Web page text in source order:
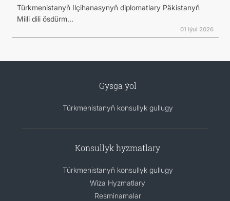
Türkmenistanyň Ilçihanasynyň diplomatlary Päkistanyň
Milli dili ösdürm...
01 Iýul 2026
Gysga ýol
Türkmenistanyň konsullyk gullugy
Konsullyk hyzmatlary
Türkmenistanyň konsullyk gullugy
Wiza Hyzmatlary
Resminamalar